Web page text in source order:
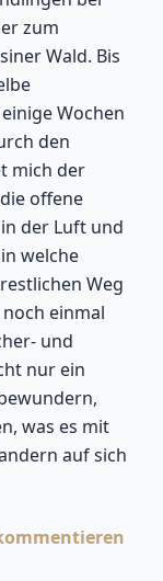
zum
Wald. Bis
Wochen
den
mich der
offene
der Luft und
welche
Weg
einmal
und
nur ein
was es mit
auf sich